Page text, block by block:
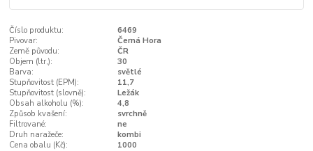
Číslo produktu:
6469
Pivovar:
Černá Hora
Země původu:
ČR
Objem (ltr,):
30
Barva:
světlé
Stupňovitost (EPM):
11,7
Stupňovitost (slovně):
Ležák
Obsah alkoholu (%):
4,8
Způsob kvašení:
svrchně
Filtrované:
ne
Druh naražeče:
kombi
Cena obalu (Kč):
1000